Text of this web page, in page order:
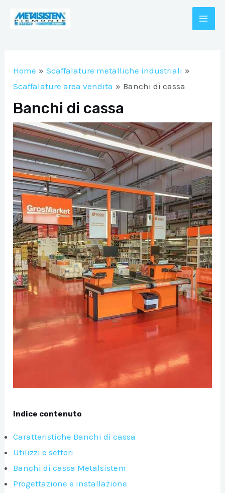
Home
Scaffalature metalliche industriali
Scaffalature area vendita
Banchi di cassa
Banchi di cassa
Indice contenuto
Caratteristiche Banchi di cassa
Utilizzi e settori
Banchi di cassa Metalsistem
Progettazione e installazione
DISATTIVA
DISATTIVA
DISATTIVA
DISATTIVA
DISATTIVA
DISATTIVA